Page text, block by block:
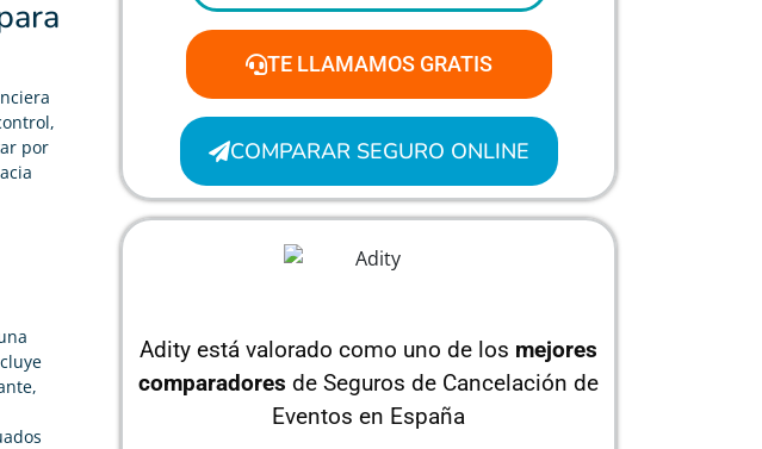
por
TE LLAMAMOS GRATIS
COMPARAR SEGURO ONLINE
Adity está valorado como uno de los mejores
comparadores de Seguros de Cancelación de
Eventos en España